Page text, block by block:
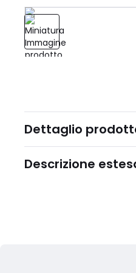
Dettaglio
Descrizione